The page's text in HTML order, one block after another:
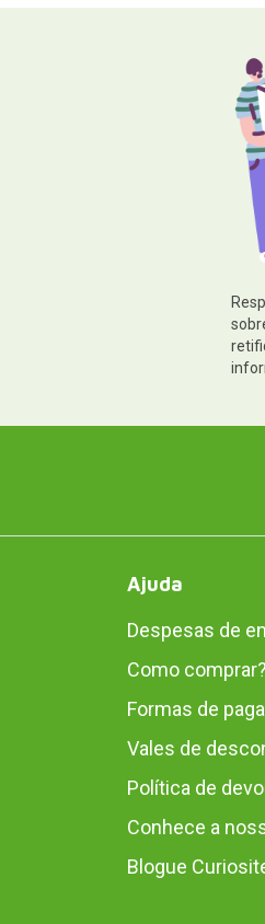
Ajuda
Despesas de
Como comprar?
Formas de
Vales de
Política de
Conhece a
Blogue